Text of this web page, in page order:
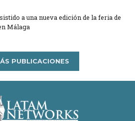
a una nueva edición de la feria de
Málaga
PUBLICACIONES